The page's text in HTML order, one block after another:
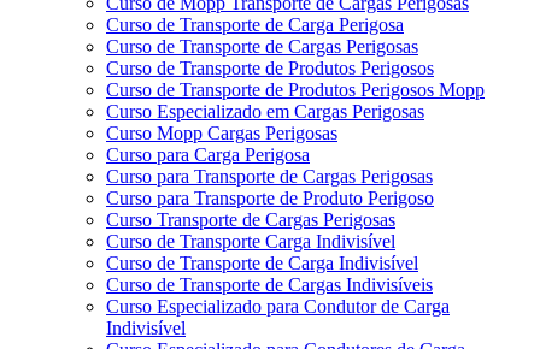
Curso de Transporte de Carga Perigosa
Curso de Transporte de Cargas Perigosas
Curso de Transporte de Produtos Perigosos
Curso de Transporte de Produtos Perigosos Mopp
Curso Especializado em Cargas Perigosas
Curso Mopp Cargas Perigosas
Curso para Carga Perigosa
Curso para Transporte de Cargas Perigosas
Curso para Transporte de Produto Perigoso
Curso Transporte de Cargas Perigosas
Curso de Transporte Carga Indivisível
Curso de Transporte de Carga Indivisível
Curso de Transporte de Cargas Indivisíveis
Curso Especializado para Condutor de Carga
Indivisível